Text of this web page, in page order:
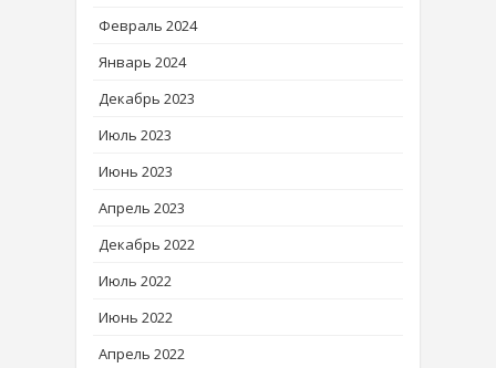
Февраль 2024
Январь 2024
Декабрь 2023
Июль 2023
Июнь 2023
Апрель 2023
Декабрь 2022
Июль 2022
Июнь 2022
Апрель 2022